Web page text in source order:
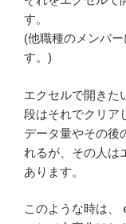
す。
(他職種のメンバ
す。)
エクセルで開きた
段はそれでクリア
データ量やその後
れるが、その人は
あります。
このような時は、